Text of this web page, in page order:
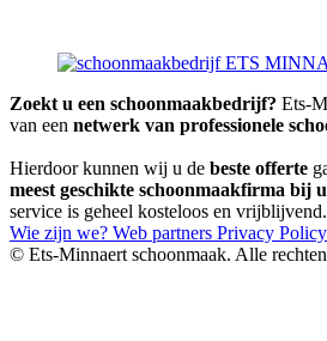
Zoekt u een schoonmaakbedrijf? Ets-
van een netwerk van professionele
Hierdoor kunnen wij u de beste offerte
meest geschikte schoonmaakfirma bij
service is geheel kosteloos en vrijblijvend.
Wie zijn we? Web partners Privacy Policy
© Ets-Minnaert schoonmaak. Alle